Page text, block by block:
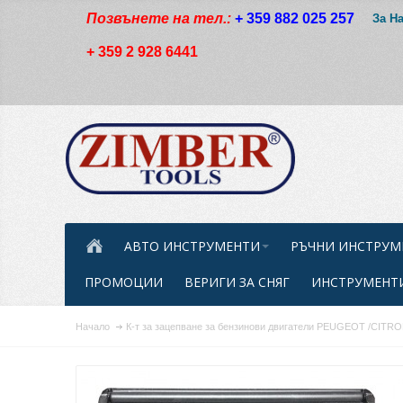
Позвънете на тел.: + 359 882 025 257
+ 359 2 928 6441
За
АВТО ИНСТРУМЕНТИ РЪЧНИ
ПРОМОЦИИ ВЕРИГИ ЗА СНЯГ
Начало К-т за зацепване за бензинови двигатели PEUGEOT /